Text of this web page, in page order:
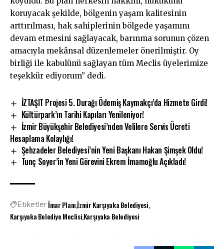
koruyacak şekilde, bölgenin yaşam kalitesinin
arttırılması, hak sahiplerinin bölgede yaşamını
devam etmesini sağlayacak, barınma sorunun çözen
amacıyla mekânsal düzenlemeler önerilmiştir. Oy
birliği ile kabulünü sağlayan tüm Meclis üyelerimize
teşekkür ediyorum” dedi.
İZTAŞIT Projesi 5. Durağı Ödemiş Kaymakçı’da Hizmete Girdi!
Kültürpark’ın Tarihi Kapıları Yenileniyor!
İzmir Büyükşehir Belediyesi’nden Velilere Servis Ücreti
Hesaplama Kolaylığı!
Şehzadeler Belediyesi’nin Yeni Başkanı Hakan Şimşek Oldu!
Tunç Soyer’in Yeni Görevini Ekrem İmamoğlu Açıkladı!
Etiketlerİmar Planıİzmir Karşıyaka Belediyesi
Karşıyaka Belediye MeclisiKarşıyaka Belediyesi